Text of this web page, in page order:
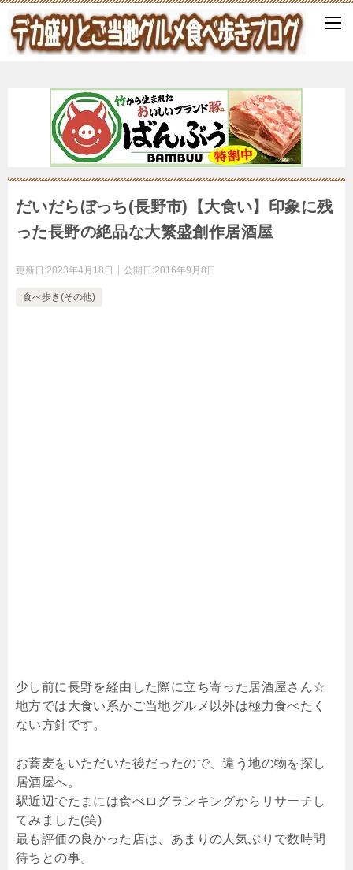
だいだらぼっち(長野市)【大食い】印象に残
った長野の絶品な大繁盛創作居酒屋
更新日:2023年4月18日 公開日:2016年9月8日
食べ歩き(その他)
少し前に長野を経由した際に立ち寄った居酒屋さん☆
地方では大食い系かご当地グルメ以外は極力食べたく
ない方針です。
お蕎麦をいただいた後だったので、違う地の物を探し
居酒屋へ。
駅近辺でたまには食べログランキングからリサーチし
てみました(笑)
最も評価の良かった店は、あまりの人気ぶりで数時間
待ちとの事。